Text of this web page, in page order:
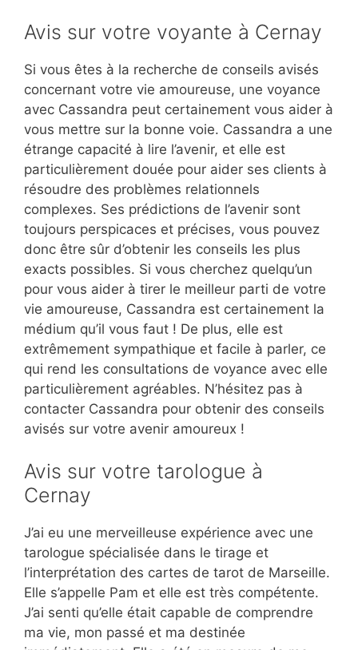
Avis sur votre voyante à Cernay
Si vous êtes à la recherche de conseils avisés
concernant votre vie amoureuse, une voyance
avec Cassandra peut certainement vous aider à
vous mettre sur la bonne voie. Cassandra a une
étrange capacité à lire l’avenir, et elle est
particulièrement douée pour aider ses clients à
résoudre des problèmes relationnels
complexes. Ses prédictions de l’avenir sont
toujours perspicaces et précises, vous pouvez
donc être sûr d’obtenir les conseils les plus
exacts possibles. Si vous cherchez quelqu’un
pour vous aider à tirer le meilleur parti de votre
vie amoureuse, Cassandra est certainement la
médium qu’il vous faut ! De plus, elle est
extrêmement sympathique et facile à parler, ce
qui rend les consultations de voyance avec elle
particulièrement agréables. N’hésitez pas à
contacter Cassandra pour obtenir des conseils
avisés sur votre avenir amoureux !
Avis sur votre tarologue à
Cernay
J’ai eu une merveilleuse expérience avec une
tarologue spécialisée dans le tirage et
l’interprétation des cartes de tarot de Marseille.
Elle s’appelle Pam et elle est très compétente.
J’ai senti qu’elle était capable de comprendre
ma vie, mon passé et ma destinée